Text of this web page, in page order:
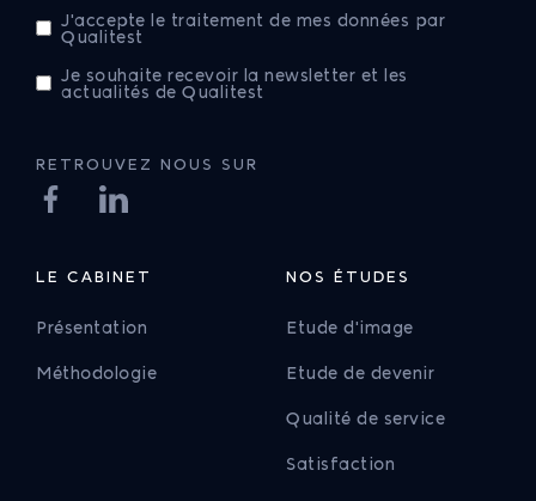
J'accepte le traitement de mes données par
Qualitest
Je souhaite recevoir la newsletter et les
actualités de Qualitest
RETROUVEZ NOUS SUR
LE CABINET
Présentation
Méthodologie
NOS ÉTUDES
Etude d'image
Etude de devenir
Qualité de service
Satisfaction